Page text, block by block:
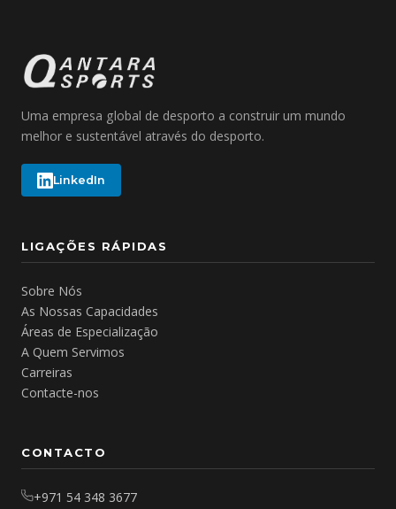
Uma empresa global de desporto a construir um mundo
melhor e sustentável através do desporto.
LinkedIn
LIGAÇÕES RÁPIDAS
Sobre Nós
As Nossas Capacidades
Áreas de Especialização
A Quem Servimos
Carreiras
Contacte-nos
CONTACTO
+971 54 348 3677